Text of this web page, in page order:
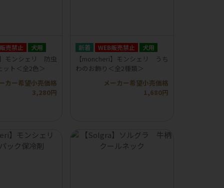
売禁止 犬用
モンシェリ 防虫
ト＜全2色＞
カー希望小売価格
3,280円
WEB販売禁止 犬用
【moncheri】モンシェリ うち
わのお飾り＜全2種類＞
メーカー希望小売価格
1,680円